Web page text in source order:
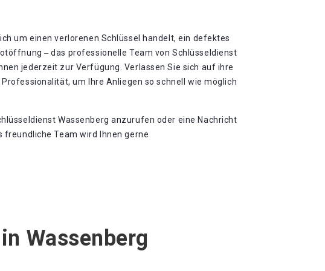
um einen verlorenen Schlüssel handelt, ein defektes
‒ das professionelle Team von Schlüsseldienst
jederzeit zur Verfügung. Verlassen Sie sich auf ihre
um Ihre Anliegen so schnell wie möglich
Wassenberg anzurufen oder eine Nachricht
freundliche Team wird Ihnen gerne
Wassenberg